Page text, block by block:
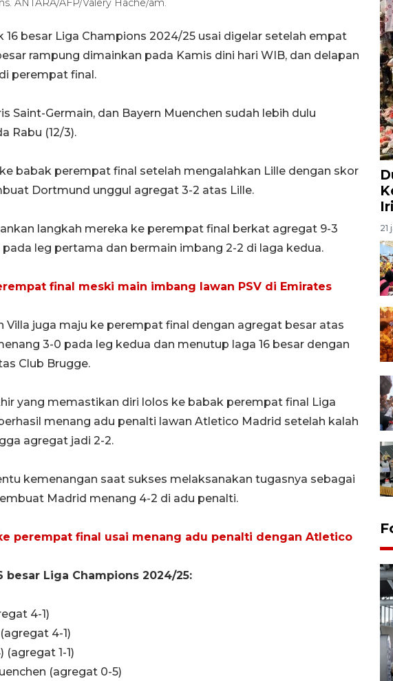
ANTARA/AFP/Valery Hache/am.
16 besar Liga Champions 2024/25 usai digelar setelah empat
rampung dimainkan pada Kamis dini hari WIB, dan delapan
perempat final.
Saint-Germain, dan Bayern Muenchen sudah lebih dulu
Rabu (12/3).
babak perempat final setelah mengalahkan Lille dengan skor
Dortmund unggul agregat 3-2 atas Lille.
langkah mereka ke perempat final berkat agregat 9-3
pada leg pertama dan bermain imbang 2-2 di laga kedua.
final meski main imbang lawan PSV di Emirates
Villa juga maju ke perempat final dengan agregat besar atas
3-0 pada leg kedua dan menutup laga 16 besar dengan
Club Brugge.
yang memastikan diri lolos ke babak perempat final Liga
menang adu penalti lawan Atletico Madrid setelah kalah
agregat jadi 2-2.
kemenangan saat sukses melaksanakan tugasnya sebagai
Madrid menang 4-2 di adu penalti.
perempat final usai menang adu penalti dengan Atletico
besar Liga Champions 2024/25:
4-1)
4-1)
(agregat 1-1)
(agregat 0-5)
21